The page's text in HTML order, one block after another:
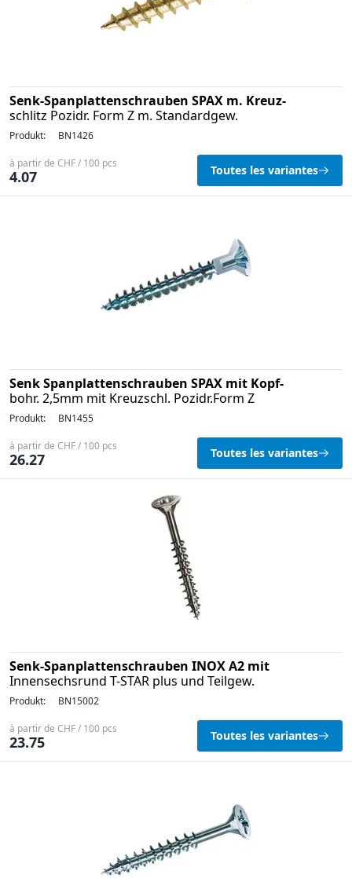
Senk-Spanplattenschrauben SPAX m. Kreuz-
schlitz Pozidr. Form Z m. Standardgew.
Produkt: BN1426
à partir de CHF / 100 pcs
4.07 Toutes les variantes
Senk Spanplattenschrauben SPAX mit Kopf-
bohr. 2,5mm mit Kreuzschl. Pozidr.Form Z
Produkt: BN1455
à partir de CHF / 100 pcs
26.27 Toutes les variantes
Senk-Spanplattenschrauben INOX A2 mit
Innensechsrund T-STAR plus und Teilgew.
Produkt: BN15002
à partir de CHF / 100 pcs
23.75 Toutes les variantes